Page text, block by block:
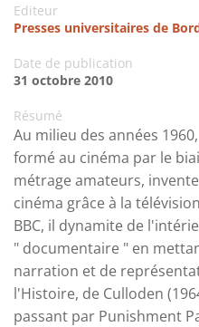
Editeur
Presses universitaires de
Date de publication
31 octobre 2010
Résumé
Au milieu des années
formé au cinéma par le
métrage amateurs,
cinéma grâce à la
BBC, il dynamite de
" documentaire " en
narration et de
l'Histoire, de Culloden
passant par Punishment